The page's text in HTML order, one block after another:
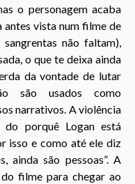
o personagem acaba
antes vista num filme de
não faltam),
o que te deixa ainda
da vontade de lutar
são usados como
narrativos. A violência
porquê Logan está
isso e como até ele diz
ainda são pessoas”. A
filme para chegar ao